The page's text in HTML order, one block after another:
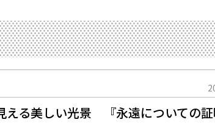
える美しい光景 『永遠についての証